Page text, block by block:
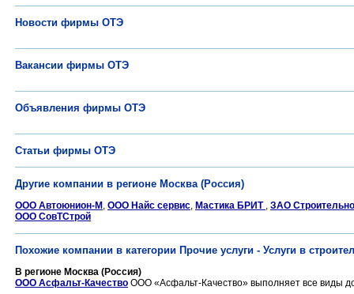
Новости фирмы ОТЭ
Вакансии фирмы ОТЭ
Объявления фирмы ОТЭ
Статьи фирмы ОТЭ
Другие компании в регионе Москва (Россия)
ООО Автоюнион-М , ООО Найс сервис, Мастика БРИТ , ЗАО
ООО СовТСтрой
Похожие компании в категории Прочие услуги - Услуги в
В регионе Москва (Россия)
ООО Асфальт-Качество ООО «Асфальт-Качество» выполняет все виды